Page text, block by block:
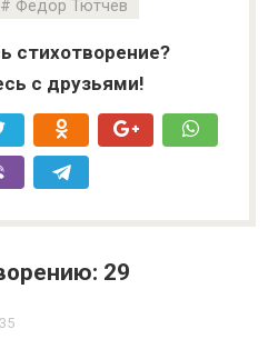
Федор Тютчев
стихотворение?
с друзьями!
29